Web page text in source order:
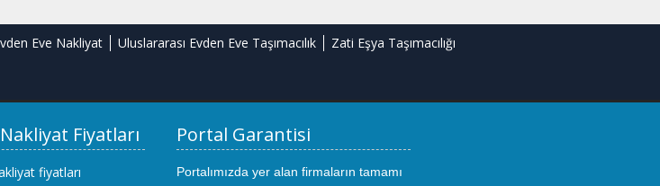
Eve Nakliyat Uluslararası Evden Eve Taşımacılık Zati Eşya Taşımacılığı
Fiyatları
fiyatları
Portal Garantisi
Portalımızda yer alan firmaların tamamı